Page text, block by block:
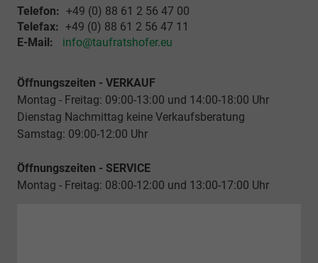
Telefon: +49 (0) 88 61 2 56 47 00
Telefax: +49 (0) 88 61 2 56 47 11
E-Mail:
info@taufratshofer.eu
Öffnungszeiten - VERKAUF
Montag - Freitag: 09:00-13:00 und 14:00-18:00 Uhr
Dienstag Nachmittag keine Verkaufsberatung
Samstag: 09:00-12:00 Uhr
Öffnungszeiten - SERVICE
Montag - Freitag: 08:00-12:00 und 13:00-17:00 Uhr